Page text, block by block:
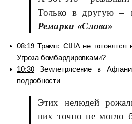
Только в другую –
Ремарки «Слова»
08:19 Трамп: США не готовятся
Угроза бомбардировками?
10:30 Землетрясение в
подробности
Этих нелюдей
них точно не могло